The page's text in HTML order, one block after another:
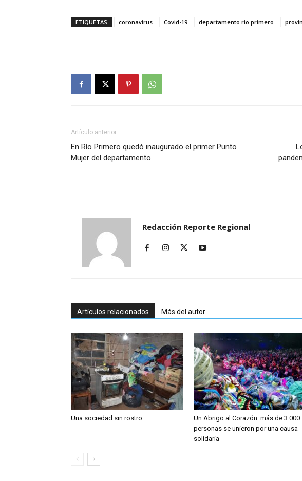
ETIQUETAS coronavirus Covid-19 departamento rio primero
Artículo anterior
En Río Primero quedó inaugurado el primer Punto
Mujer del departamento
Redacción Reporte Regional
Artículos relacionados Más del autor
Una sociedad sin rostro
Un Abrigo al Corazón: más de 3.000
personas se unieron por una causa
solidaria